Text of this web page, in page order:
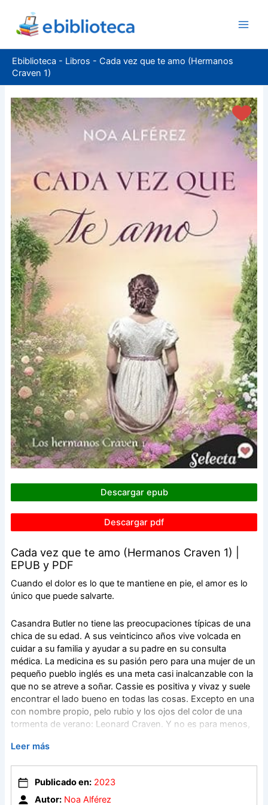
contenido
Ebiblioteca - Libros - Cada vez que te amo (Hermanos
Craven 1)
Descargar epub
Descargar pdf
Cada vez que te amo (Hermanos Craven 1) |
EPUB y PDF
Cuando el dolor es lo que te mantiene en pie, el amor es lo
único que puede salvarte.
Casandra Butler no tiene las preocupaciones típicas de una
chica de su edad. A sus veinticinco años vive volcada en
cuidar a su familia y ayudar a su padre en su consulta
médica. La medicina es su pasión pero para una mujer de un
pequeño pueblo inglés es una meta casi inalcanzable con la
que no se atreve a soñar. Cassie es positiva y vivaz y suele
encontrar el lado bueno en todas las cosas. Excepto en una
con nombre propio, pelo rubio y los ojos del color de una
tormenta de verano: Leonard Craven. Y no es para menos,
golpe que las separaría para siempre y a la vez las mantenía
Leonard Craven se sintió traicionado cuando descubrió que
su mejor amigo, Charles Butler, pretendía fugarse con su
Leer más
Publicado en: 2023
Autor: Noa Alférez